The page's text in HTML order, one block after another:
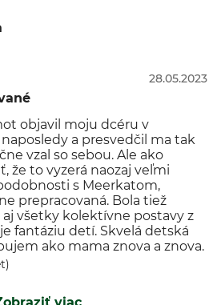
28.05.2023
objavil moju dcéru v
a presvedčil ma tak
vzal so sebou. Ale ako
že to vyzerá naozaj veľmi
s Meerkatom,
prepracovaná. Bola tiež
aj všetky kolektívne postavy z
fantáziu detí. Skvelá detská
ako mama znova a znova.